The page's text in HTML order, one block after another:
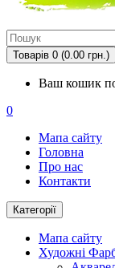
Товарів 0 (0.00 грн.)
Ваш кошик
0
Мапа сайту
Головна
Про нас
Контакти
Категорії
Мапа сайту
Художні